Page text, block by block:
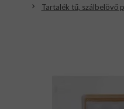
Tartalék tű, szálbelövő